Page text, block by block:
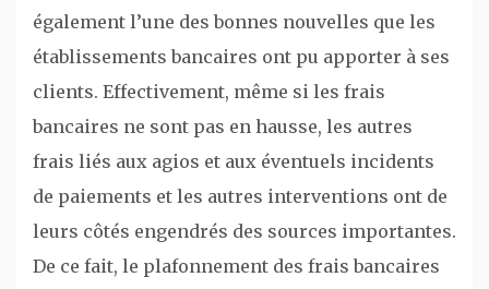
également l’une des bonnes nouvelles que les
établissements bancaires ont pu apporter à ses
clients. Effectivement, même si les frais
bancaires ne sont pas en hausse, les autres
frais liés aux agios et aux éventuels incidents
de paiements et les autres interventions ont de
leurs côtés engendrés des sources importantes.
De ce fait, le plafonnement des frais bancaires